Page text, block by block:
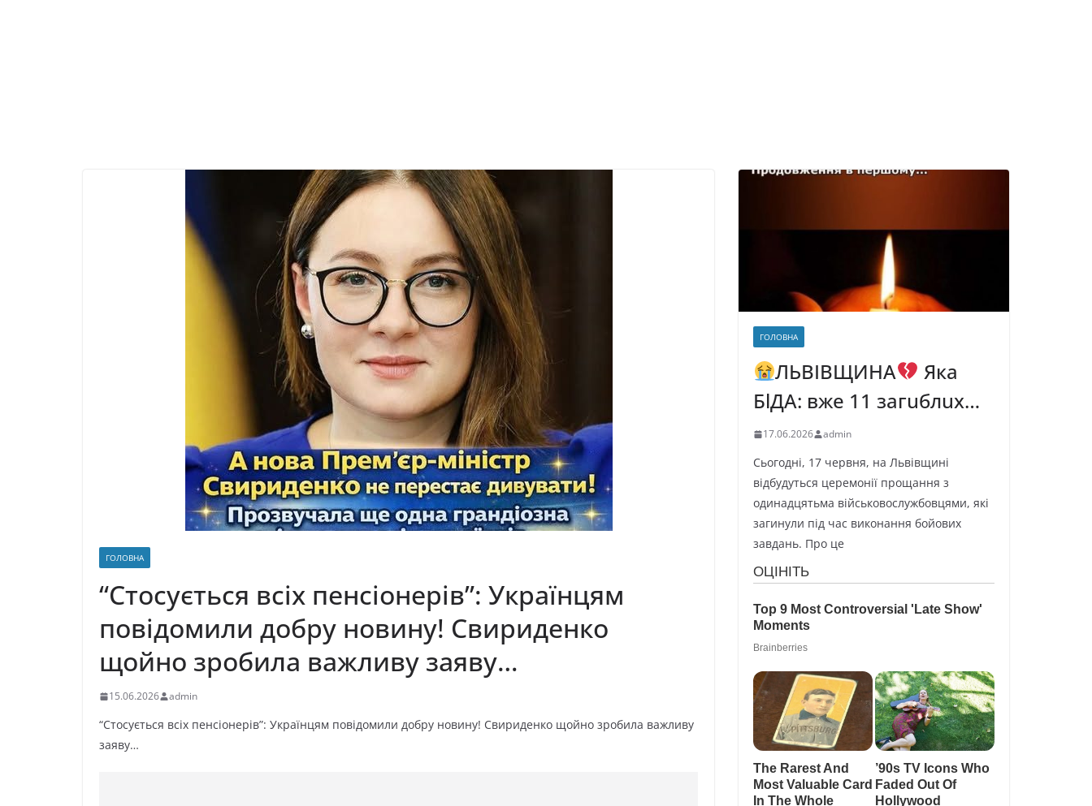
ГОЛОВНА
“Стосується всіх пенсіонерів”: Українцям
повідомили добру новину! Свириденко
щойно зробила важливу заяву…
15.06.2026 admin
“Стосується всіх пенсіонерів”: Українцям повідомили добру новину! Свириденко щойно зробила важливу
заяву…
ГОЛОВНА
ЛЬВІВЩИНА
Яка
БlДА: вже 11 загuблuх…
17.06.2026 admin
Сьогодні, 17 червня, на Львівщині
відбудуться церемонії прощання з
одинадцятьма військовослужбовцями, які
загинули під час виконання бойових
завдань. Про це